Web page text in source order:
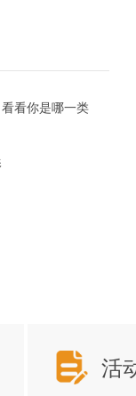
看你是哪一类
活